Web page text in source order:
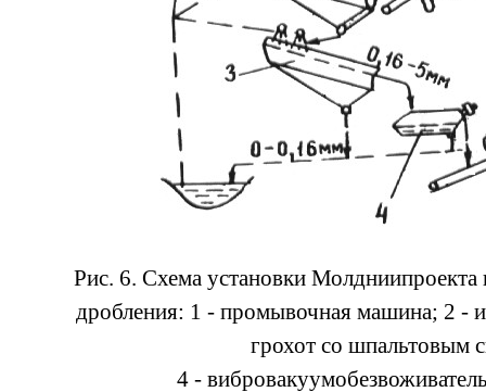
Рис. 6. Схема установки
дробления: 1 - промывочная машина; 2 -
грохот со шпальтовым
4 -